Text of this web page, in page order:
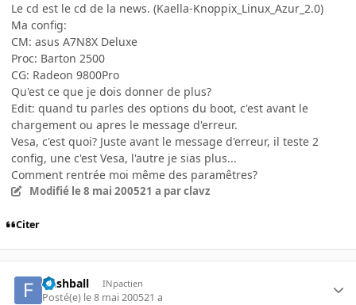
Le cd est le cd de la news. (Kaella-Knoppix_Linux_Azur_2.0)
Ma config:
CM: asus A7N8X Deluxe
Proc: Barton 2500
CG: Radeon 9800Pro
Qu'est ce que je dois donner de plus?
Edit: quand tu parles des options du boot, c'est avant le
chargement ou apres le message d'erreur.
Vesa, c'est quoi? Juste avant le message d'erreur, il teste 2
config, une c'est Vesa, l'autre je sias plus...
Comment rentrée moi même des paramêtres?
Modifié le 8 mai 200521 a par clavz
Citer
flashball INpactien
Posté(e) le 8 mai 200521 a